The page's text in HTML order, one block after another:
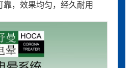
，效果均匀，经久耐用